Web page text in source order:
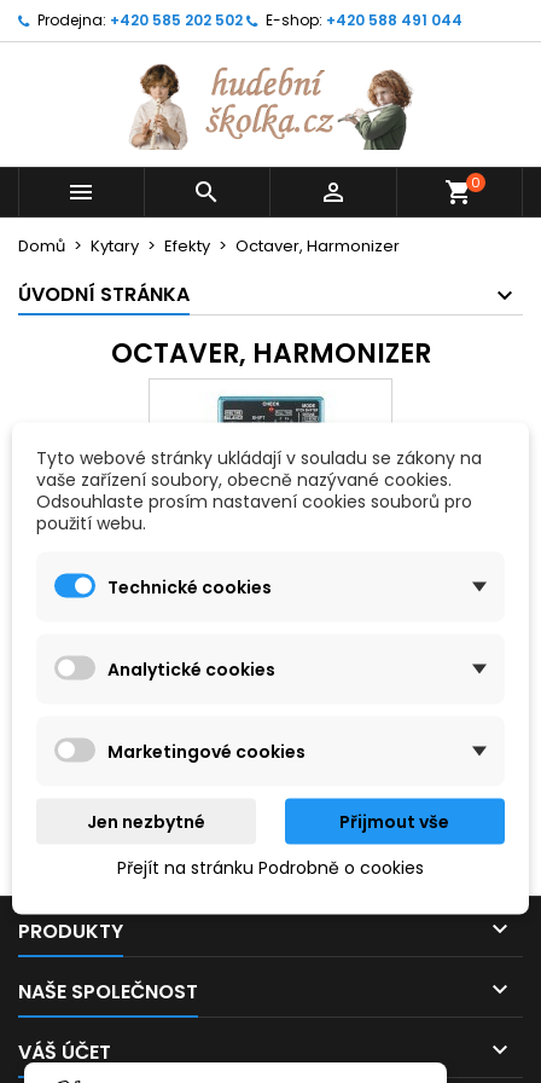
Prodejna: +420 585 202 502 E-shop: +420 588 491 044
   shopping_cart0
Domů Kytary Efekty Octaver, Harmonizer
ÚVODNÍ STRÁNKA
OCTAVER, HARMONIZER
Prosím, zkuste zadat něco jiného.
PRODUKTY 
NAŠE SPOLEČNOST 
VÁŠ ÚČET 
Tyto webové stránky ukládají v souladu se zákony na
vaše zařízení soubory, obecně nazývané cookies.
Odsouhlaste prosím nastavení cookies souborů pro
použití webu.
Technické cookies
Analytické cookies
Marketingové cookies
Jen nezbytné
Přijmout vše
Přejít na stránku Podrobně o cookies